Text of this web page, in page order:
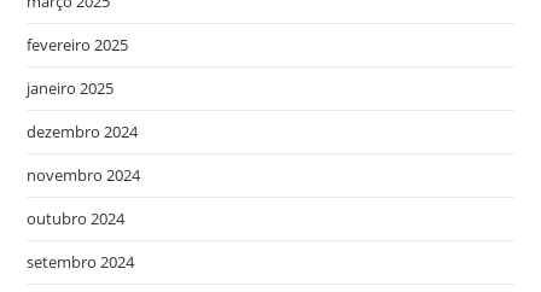
fevereiro 2025
janeiro 2025
dezembro 2024
novembro 2024
outubro 2024
setembro 2024